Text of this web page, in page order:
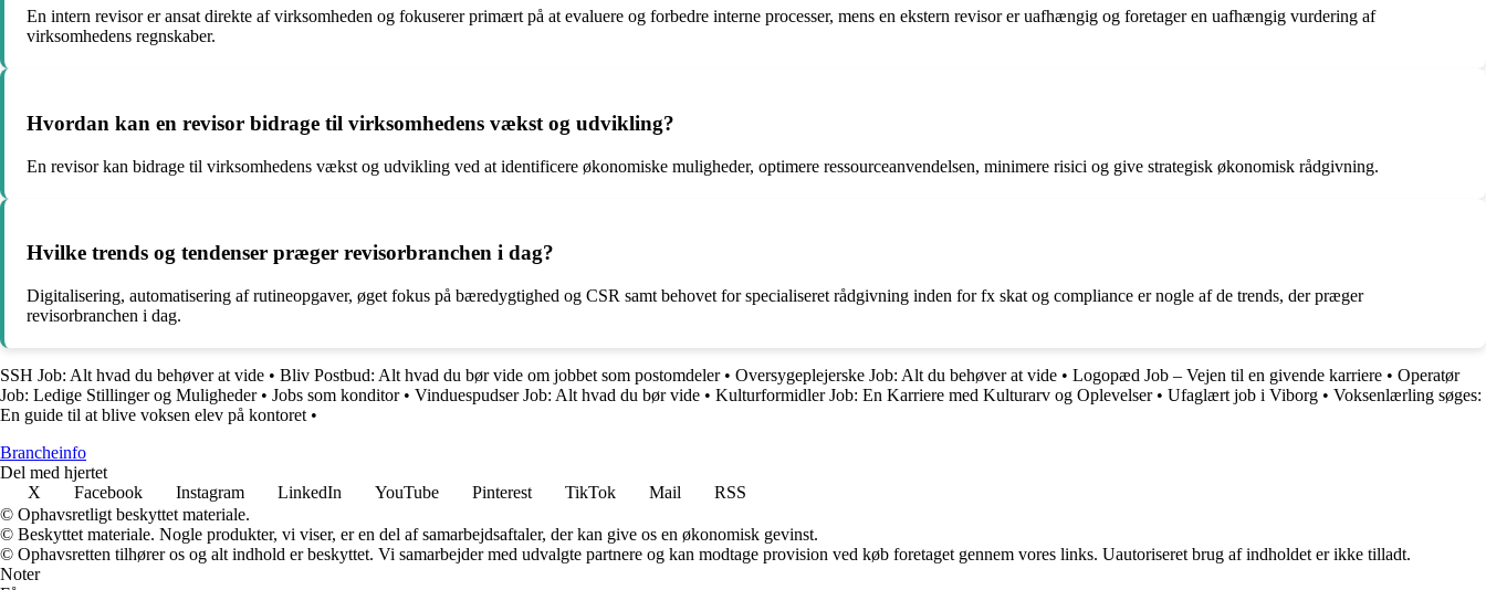
En intern revisor er ansat direkte af virksomheden og fokuserer primært på at evaluere og forbedre interne processer, mens en ekstern revisor er uafhængig og foretager en uafhængig vurdering af
virksomhedens regnskaber.
Hvordan kan en revisor bidrage til virksomhedens vækst og udvikling?
En revisor kan bidrage til virksomhedens vækst og udvikling ved at identificere økonomiske muligheder, optimere ressourceanvendelsen, minimere risici og give strategisk økonomisk rådgivning.
Hvilke trends og tendenser præger revisorbranchen i dag?
Digitalisering, automatisering af rutineopgaver, øget fokus på bæredygtighed og CSR samt behovet for specialiseret rådgivning inden for fx skat og compliance er nogle af de trends, der præger
revisorbranchen i dag.
SSH Job: Alt hvad du behøver at vide • Bliv Postbud: Alt hvad du bør vide om jobbet som postomdeler• Oversygeplejerske Job: Alt du behøver at vide • Logopæd Job – Vejen til en givende karriere • Operatør
Job: Ledige Stillinger og Muligheder• Jobs som konditor• Vinduespudser Job: Alt hvad du bør vide • Kulturformidler Job: En Karriere med Kulturarv og Oplevelser• Ufaglært job i Viborg • Voksenlærling søges:
En guide til at blive voksen elev på kontoret •
Brancheinfo
Del med hjertet
X
Facebook Instagram LinkedIn YouTube Pinterest TikTok Mail
RSS
© Ophavsretligt beskyttet materiale.
© Beskyttet materiale. Nogle produkter, vi viser, er en del af samarbejdsaftaler, der kan give os en økonomisk gevinst.
© Ophavsretten tilhører os og alt indhold er beskyttet. Vi samarbejder med udvalgte partnere og kan modtage provision ved køb foretaget gennem vores links. Uautoriseret brug af indholdet er ikke tilladt.
Noter